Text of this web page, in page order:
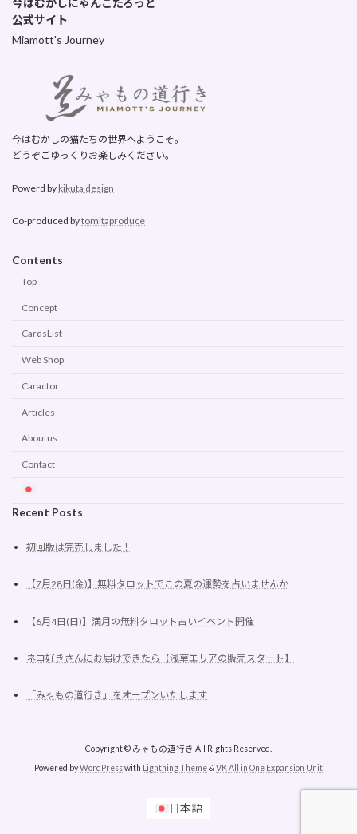
今はむかしにゃんこたろっと
公式サイト
Miamott's Journey
今はむかしの猫たちの世界へようこそ。
どうぞごゆっくりお楽しみください。
Powerd by kikuta design
Co-produced bytomitaproduce
Contents
Top
Concept
CardsList
Web Shop
Caractor
Articles
Aboutus
Contact
Recent Posts
初回版は完売しました！
【7月28日(金)】無料タロットでこの夏の運勢を占いませんか
【6月4日(日)】満月の無料タロット占いイベント開催
ネコ好きさんにお届けできたら【浅草エリアの販売スタート】
「みゃもの道行き」をオープンいたします
Copyright © みゃもの道行き All Rights Reserved.
Powered byWordPresswith Lightning Theme& VK All in One Expansion Unit
日本語